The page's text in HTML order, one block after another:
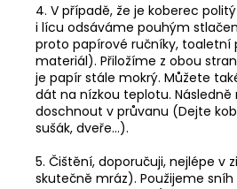
4. V případě, že je koberec
i lícu odsáváme pouhým
proto papírové ručníky, toaletní
materiál). Přiložíme z obou
je papír stále mokrý. Můžete
dát na nízkou teplotu.
doschnout v průvanu (Dejte
sušák, dveře...).
5. Čištění, doporučuji, nejlépe v
skutečně mráz). Použijeme sníh